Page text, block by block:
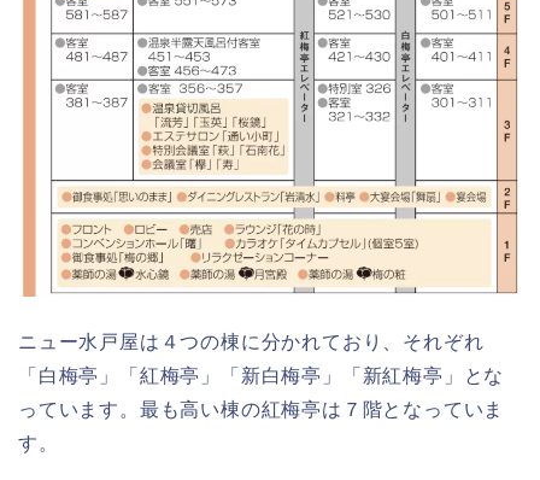
ニュー水戸屋は４つの棟に分かれており、それぞれ
「白梅亭」「紅梅亭」「新白梅亭」「新紅梅亭」とな
っています。最も高い棟の紅梅亭は７階となっていま
す。